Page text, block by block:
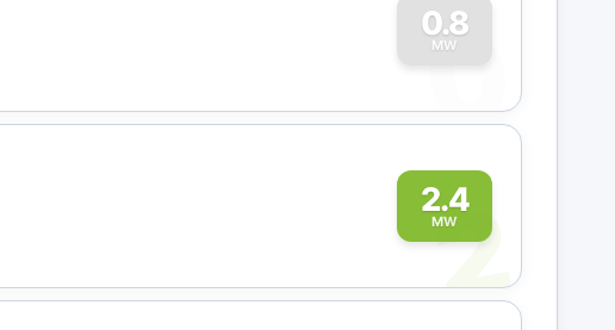
0.8
MW
0
2.4
MW
2